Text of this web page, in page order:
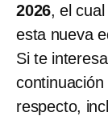
2026, el cual
esta nueva
Si te
respecto,